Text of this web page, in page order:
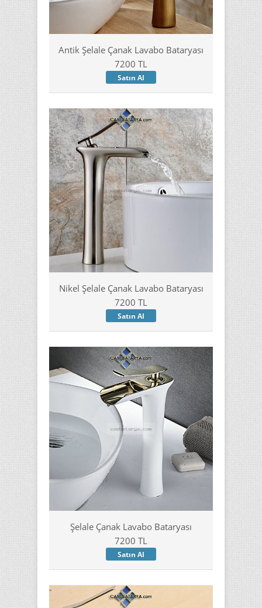
Antik Şelale Çanak Lavabo Bataryası
7200 TL
Satın Al
Nikel Şelale Çanak Lavabo Bataryası
7200 TL
Satın Al
Şelale Çanak Lavabo Bataryası
7200 TL
Satın Al